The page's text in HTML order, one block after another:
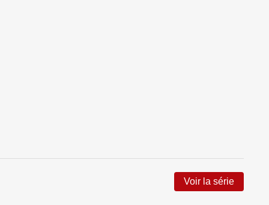
Voir la série